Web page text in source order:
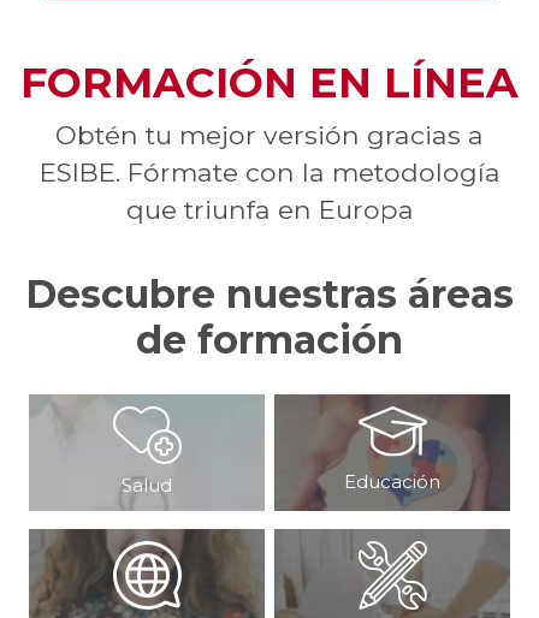
FORMACIÓN EN LÍNEA
Obtén tu mejor versión gracias a
ESIBE. Fórmate con la metodología
que triunfa en Europa
Descubre nuestras áreas
de formación
Salud Educación